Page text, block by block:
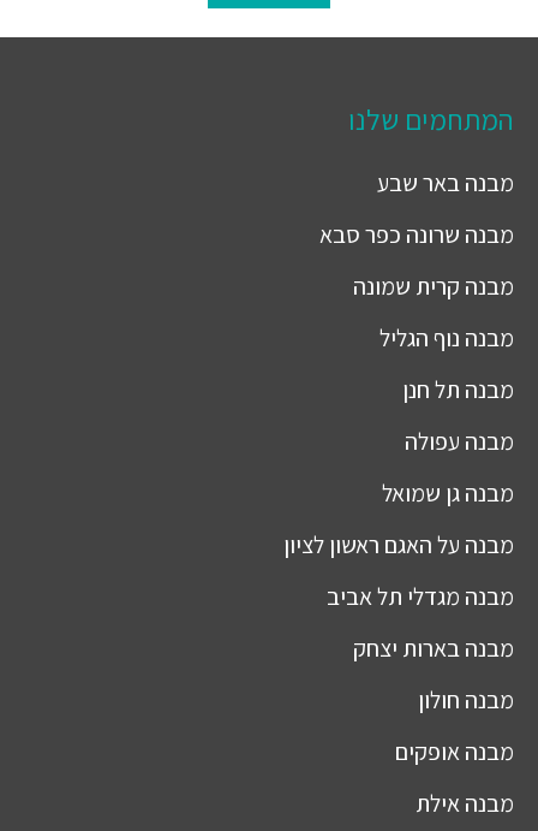
המתחמים שלנו
מבנהבאר שבע
מבנה שרונה כפר סבא
מבנה קרית שמונה
מבנה נוף הגליל
מבנה תל חנן
מבנה עפולה
מבנהגן שמואל
מבנה על האגם ראשון לציון
מבנה מגדלי תל אביב
מבנהבארות יצחק
מבנה חולון
מבנהאופקים
מבנהאילת